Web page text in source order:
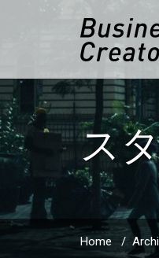
ス
Home /